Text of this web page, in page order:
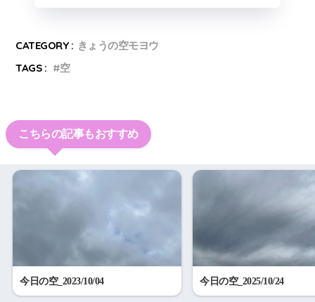
CATEGORY : きょうの空モヨウ
TAGS :
空
こちらの記事もおすすめ
今日の空_2023/10/04 今日の空_2025/10/24